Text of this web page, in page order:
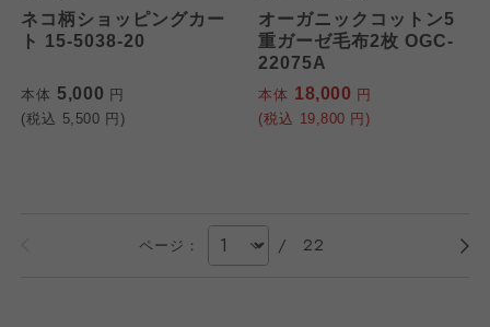
ネコ柄ショッピングカー
ト 15-5038-20
本体 5,000 円
(税込 5,500 円)
オーガニックコットン5
重ガーゼ毛布2枚 OGC-
22075A
本体 18,000 円
(税込 19,800 円)
ページ： / 22